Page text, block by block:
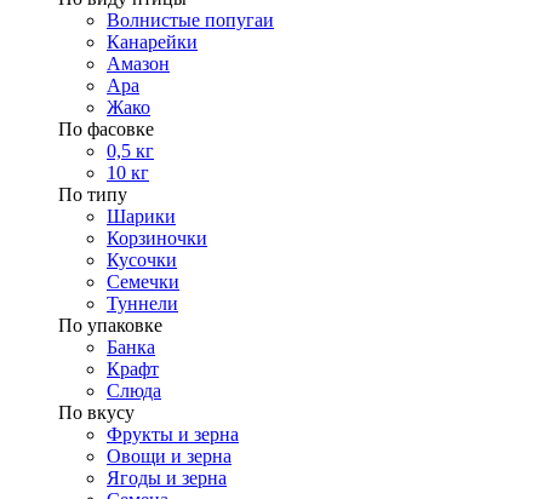
Волнистые попугаи
Канарейки
Амазон
Ара
Жако
По фасовке
0,5 кг
10 кг
По типу
Шарики
Корзиночки
Кусочки
Семечки
Туннели
По упаковке
Банка
Крафт
Слюда
По вкусу
Фрукты и зерна
Овощи и зерна
Ягоды и зерна